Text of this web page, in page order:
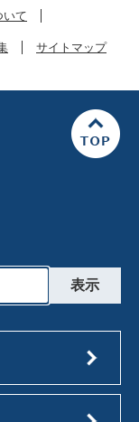
いて
サイトマップ